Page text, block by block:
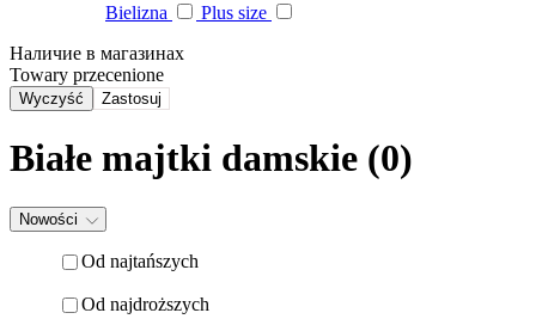
Bielizna
Plus size
Наличие в магазинах
Towary przecenione
Wyczyść Zastosuj
Białe majtki damskie (0)
Nowości
Od najtańszych
Od najdroższych